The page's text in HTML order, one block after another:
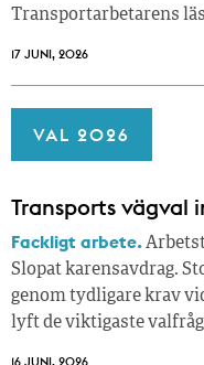
Transportarbetarens
17 JUNI, 2026
VAL 2026
Transports vägval
Fackligt arbete.
Slopat karensavdrag.
genom tydligare krav
lyft de viktigaste
16 JUNI, 2026